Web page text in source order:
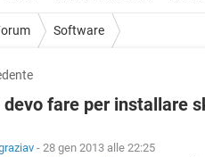
Software
devo fare per installare
- 28 gen 2013 alle 22:25